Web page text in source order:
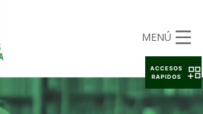
MENÚ
ACCESOS
RAPIDOS